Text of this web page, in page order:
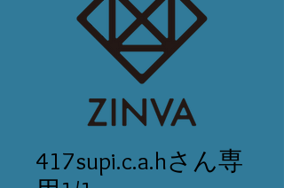
417supi.c.a.hさん専